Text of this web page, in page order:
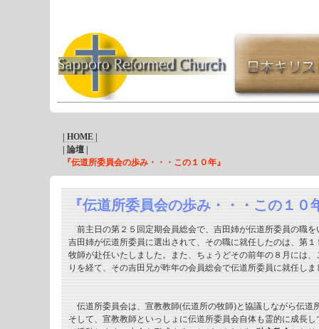
| HOME |
| 論壇 |
『伝道所委員会の歩み・・・この１０年』
『伝道所委員会の歩み・・・この１０
前主日の第２５回定期会員総会で、吉田姉が伝道所委員の職を
吉田姉が伝道所委員に選出されて、その職に就任したのは、第
牧師が赴任いたしました。また、ちょうどその前年の８月には
りを経て、その吉田兄が昨年の会員総会で伝道所委員に就任しま
伝道所委員会は、宣教教師(伝道所の牧師)と協議しながら伝道
そして、宣教教師といっしょに伝道所委員会自体も霊的に成長